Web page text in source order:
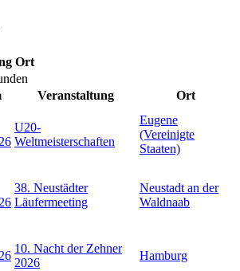
Ort
Veranstaltung Ort
U20-
Weltmeisterschaften
Eugene
(Vereinigte
Staaten)
38. Neustädter
Läufermeeting
Neustadt an der
Waldnaab
10. Nacht der Zehner
2026
Hamburg